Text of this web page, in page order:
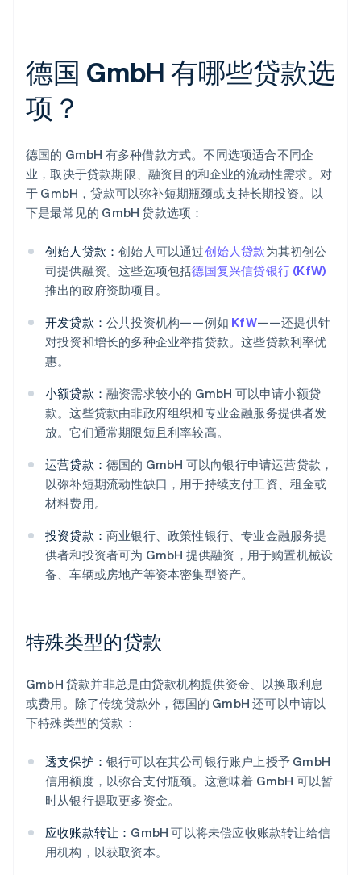
德国 GmbH 有哪些贷款选
项？
德国的 GmbH 有多种借款方式。不同选项适合不同企
业，取决于贷款期限、融资目的和企业的流动性需求。对
于 GmbH，贷款可以弥补短期瓶颈或支持长期投资。以
下是最常见的 GmbH 贷款选项：
创始人贷款：创始人可以通过创始人贷款为其初创公
司提供融资。这些选项包括德国复兴信贷银行 (KfW)
推出的政府资助项目。
开发贷款： 公共投资机构——例如 KfW——还提供针
对投资和增长的多种企业举措贷款。这些贷款利率优
惠。
小额贷款： 融资需求较小的 GmbH 可以申请小额贷
款。这些贷款由非政府组织和专业金融服务提供者发
放。它们通常期限短且利率较高。
运营贷款： 德国的 GmbH 可以向银行申请运营贷款，
以弥补短期流动性缺口，用于持续支付工资、租金或
材料费用。
投资贷款： 商业银行、政策性银行、专业金融服务提
供者和投资者可为 GmbH 提供融资，用于购置机械设
备、车辆或房地产等资本密集型资产。
特殊类型的贷款
GmbH 贷款并非总是由贷款机构提供资金、以换取利息
或费用。除了传统贷款外，德国的 GmbH 还可以申请以
下特殊类型的贷款：
透支保护： 银行可以在其公司银行账户上授予 GmbH
信用额度，以弥合支付瓶颈。这意味着 GmbH 可以暂
时从银行提取更多资金。
应收账款转让： GmbH 可以将未偿应收账款转让给信
用机构，以获取资本。